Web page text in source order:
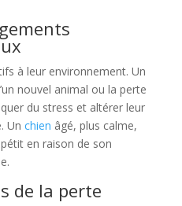
à leur environnement. Un
nouvel animal ou la perte
du stress et altérer leur
Un chien âgé, plus calme,
en raison de son
de la perte